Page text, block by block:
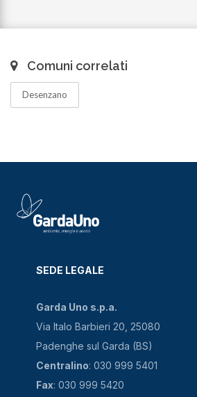
Comuni correlati
Desenzano
SEDE LEGALE
Garda Uno s.p.a.
Via Italo Barbieri 20, 25080
Padenghe sul Garda (BS)
Centralino: 030 999 5401
Fax: 030 999 5420